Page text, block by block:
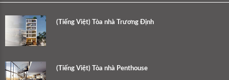
(Tiếng Việt) Tòa nhà Trương Định
(Tiếng Việt) Tòa nhà Penthouse